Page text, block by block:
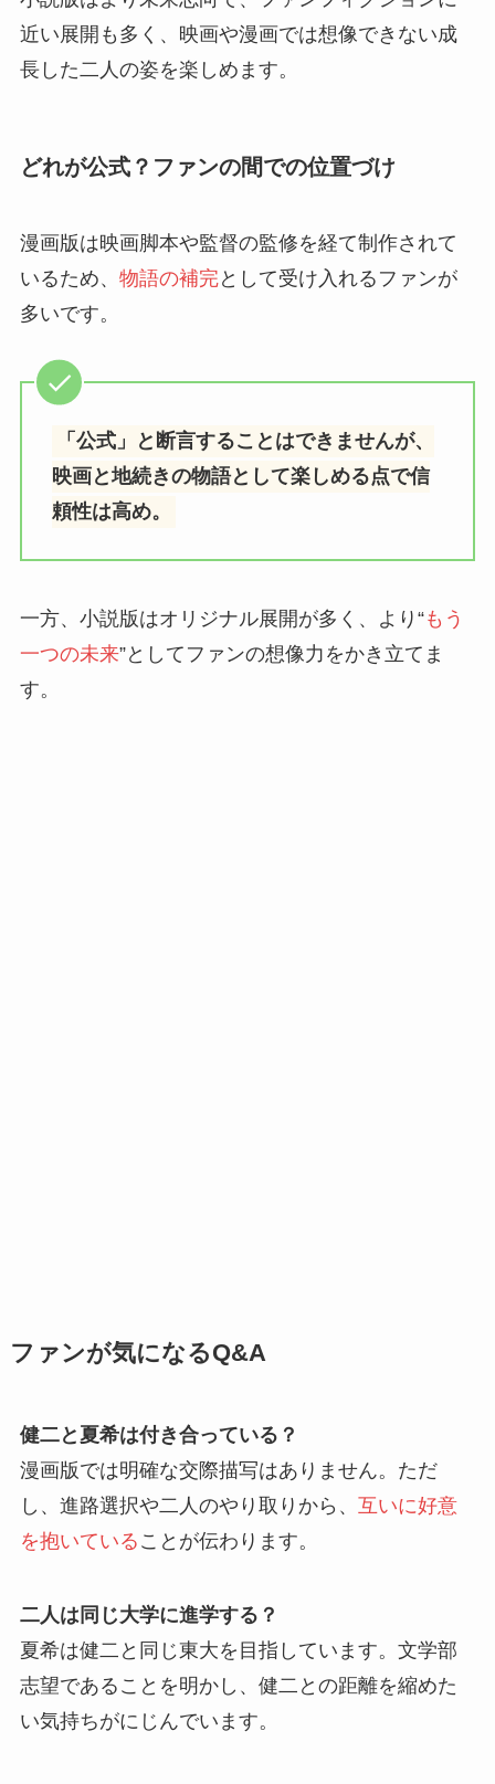
近い展開も多く、映画や漫画では想像できない成
長した二人の姿を楽しめます。
どれが公式？ファンの間での位置づけ
漫画版は映画脚本や監督の監修を経て制作されて
いるため、 物語の補完として受け入れるファンが
多いです。
「公式」と断言することはできませんが、
映画と地続きの物語として楽しめる点で信
頼性は高め。
一方、小説版はオリジナル展開が多く、より“もう
一つの未来”としてファンの想像力をかき立てま
す。
ファンが気になるQ&A
健二と夏希は付き合っている？
漫画版では明確な交際描写はありません。ただ
し、進路選択や二人のやり取りから、 互いに好意
を抱いている ことが伝わります。
二人は同じ大学に進学する？
夏希は健二と同じ東大を目指しています。文学部
志望であることを明かし、健二との距離を縮めた
い気持ちがにじんでいます。